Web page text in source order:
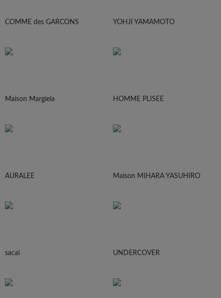
COMME des GARCONS YOHJI YAMAMOTO
Maison Margiela HOMME PLISEE
AURALEE Maison MIHARA YASUHIRO
sacai UNDERCOVER